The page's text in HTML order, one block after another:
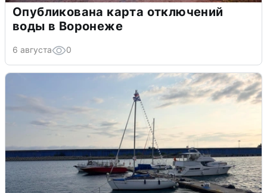
Опубликована карта отключений
воды в Воронеже
6 августа 0